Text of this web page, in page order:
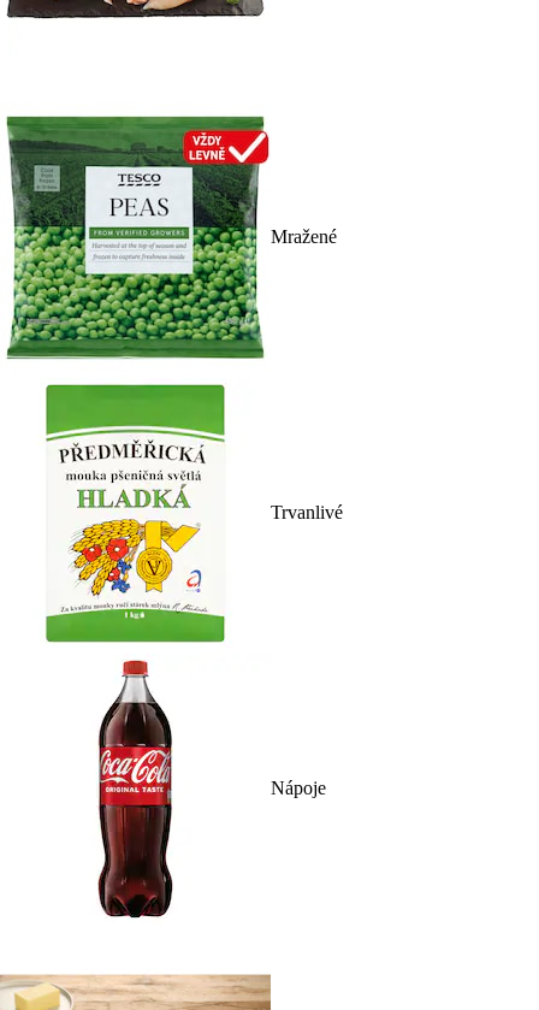
Mražené
Trvanlivé
Nápoje